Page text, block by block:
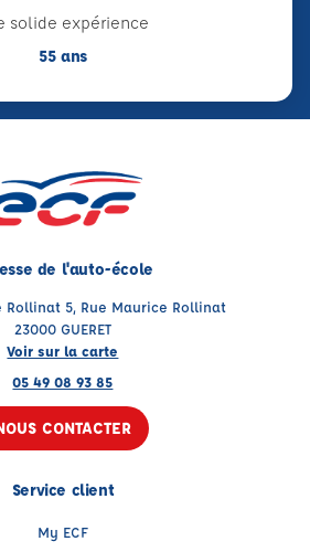
solide expérience
55 ans
de l'auto-école
Rollinat 5, Rue Maurice Rollinat
23000 GUERET
Voir sur la carte
05 49 08 93 85
CONTACTER
Service client
My ECF